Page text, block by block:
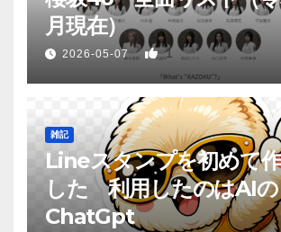
月現在）
2026-05-07 1
雑記
Lineスタンプを初めて
した 利用したのはAIの
ChatGpt